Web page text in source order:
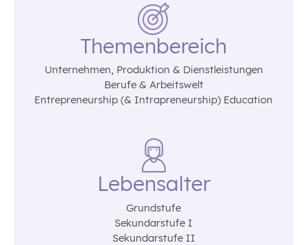
Themenbereich
Unternehmen‚ Produktion & Dienstleistungen
Berufe & Arbeitswelt
Entrepreneurship (& Intrapreneurship) Education
Lebensalter
Grundstufe
Sekundarstufe I
Sekundarstufe II